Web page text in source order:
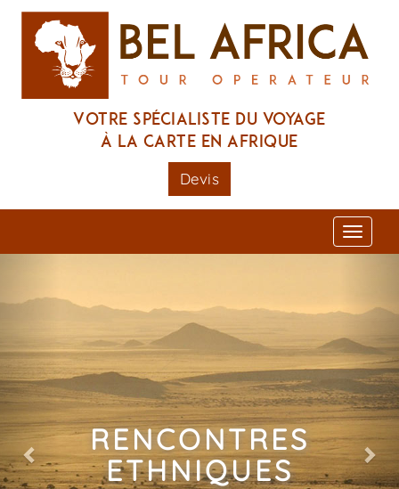
Votre spécialiste du voyage
à la carte en Afrique
Devis
Toggle
RENCONTRES
ETHNIQUES